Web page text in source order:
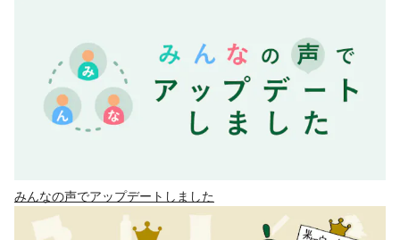
みんなの声でアップデートしました